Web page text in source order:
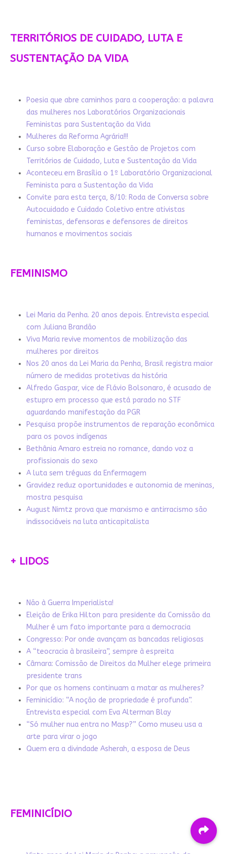
TERRITÓRIOS DE CUIDADO, LUTA E
SUSTENTAÇÃO DA VIDA
Poesia que abre caminhos para a cooperação: a palavra
das mulheres nos Laboratórios Organizacionais
Feministas para Sustentação da Vida
Mulheres da Reforma Agrária!!!
Curso sobre Elaboração e Gestão de Projetos com
Territórios de Cuidado, Luta e Sustentação da Vida
Aconteceu em Brasília o 1º Laboratório Organizacional
Feminista para a Sustentação da Vida
Convite para esta terça, 8/10: Roda de Conversa sobre
Autocuidado e Cuidado Coletivo entre ativistas
feministas, defensoras e defensores de direitos
humanos e movimentos sociais
FEMINISMO
Lei Maria da Penha. 20 anos depois. Entrevista especial
com Juliana Brandão
Viva Maria revive momentos de mobilização das
mulheres por direitos
Nos 20 anos da Lei Maria da Penha, Brasil registra maior
número de medidas protetivas da história
Alfredo Gaspar, vice de Flávio Bolsonaro, é acusado de
estupro em processo que está parado no STF
aguardando manifestação da PGR
Pesquisa propõe instrumentos de reparação econômica
para os povos indígenas
Bethânia Amaro estreia no romance, dando voz a
profissionais do sexo
A luta sem tréguas da Enfermagem
Gravidez reduz oportunidades e autonomia de meninas,
mostra pesquisa
August Nimtz prova que marxismo e antirracismo são
indissociáveis na luta anticapitalista
+ LIDOS
Não à Guerra Imperialista!
Eleição de Erika Hilton para presidente da Comissão da
Mulher é um fato importante para a democracia
Congresso: Por onde avançam as bancadas religiosas
A “teocracia à brasileira”, sempre à espreita
Câmara: Comissão de Direitos da Mulher elege primeira
presidente trans
Por que os homens continuam a matar as mulheres?
Feminicídio: “A noção de propriedade é profunda”.
Entrevista especial com Eva Alterman Blay
“Só mulher nua entra no Masp?” Como museu usa a
arte para virar o jogo
Quem era a divindade Asherah, a esposa de Deus
FEMINICÍDIO